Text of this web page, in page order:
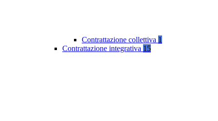
Contrattazione collettiva 1
Contrattazione integrativa 15